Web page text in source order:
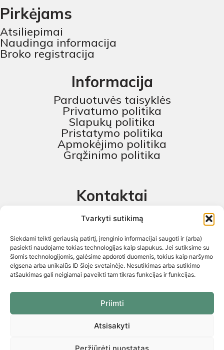
Tvarkyti sutikimą
Siekdami teikti geriausią patirtį, įrenginio informacijai saugoti ir (arba)
pasiekti naudojame tokias technologijas kaip slapukus. Jei sutiksime su
šiomis technologijomis, galėsime apdoroti duomenis, tokius kaip naršymo
elgsena arba unikalūs ID šioje svetainėje. Nesutikimas arba sutikimo
atšaukimas gali neigiamai paveikti tam tikras funkcijas ir funkcijas.
Priimti
Atsisakyti
Peržiūrėti nuostatas
Pirkėjams
Atsiliepimai
Naudinga informacija
Broko registracija
Informacija
Parduotuvės taisyklės
Privatumo politika
Slapukų politika
Pristatymo politika
Apmokėjimo politika
Grąžinimo politika
Kontaktai
pagalba@baldustilius.lt
I-V : 10:00 iki 16:00
Visos teisės saugomos 2026 © „Skaitmeninis projektas“ ©
griežtai draudžiama